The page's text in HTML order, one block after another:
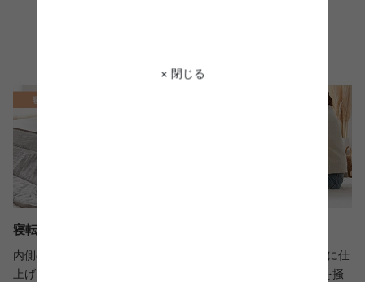
× 閉じる
寝転んでもあぐらを掻いてもゆったり快適
内側の高さは33cmと、どんな体勢でも過ごしやすい高さ設計に仕
上げました。また、薄型ヒーター採用で、寝転んだりあぐらを掻